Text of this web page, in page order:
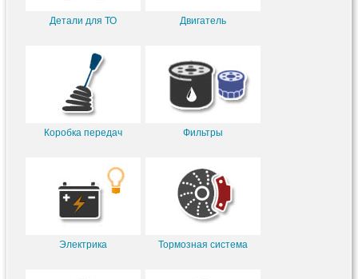
Детали для ТО Двигатель
Коробка передач Фильтры
Электрика Тормозная система